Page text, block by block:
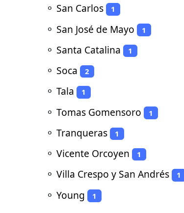
⚬ San Carlos 1
⚬ San José de Mayo 1
⚬ Santa Catalina 1
⚬ Soca 2
⚬ Tala 1
⚬ Tomas Gomensoro 1
⚬ Tranqueras 1
⚬ Vicente Orcoyen 1
⚬ Villa Crespo y San Andrés 1
⚬ Young 1